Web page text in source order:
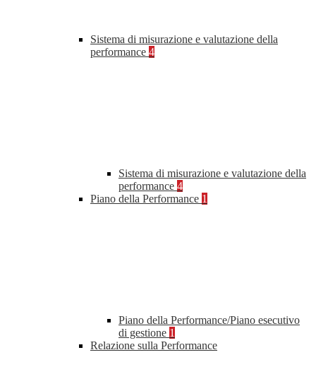
Sistema di misurazione e valutazione della
performance 4
Sistema di misurazione e valutazione della
performance 4
Piano della Performance 1
Piano della Performance/Piano esecutivo
di gestione 1
Relazione sulla Performance